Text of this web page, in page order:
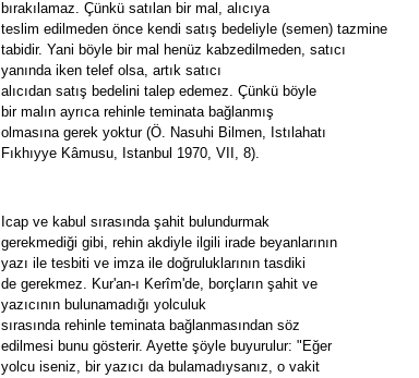
bırakılamaz. Çünkü satılan bir mal, alıcıya
teslim edilmeden önce kendi satış bedeliyle (semen) tazmine
tabidir. Yani böyle bir mal henüz kabzedilmeden, satıcı
yanında iken telef olsa, artık satıcı
alıcıdan satış bedelini talep edemez. Çünkü böyle
bir malın ayrıca rehinle teminata bağlanmış
olmasına gerek yoktur (Ö. Nasuhi Bilmen, Istılahatı
Fıkhıyye Kâmusu, Istanbul 1970, VII, 8).
Icap ve kabul sırasında şahit bulundurmak
gerekmediği gibi, rehin akdiyle ilgili irade beyanlarının
yazı ile tesbiti ve imza ile doğruluklarının tasdiki
de gerekmez. Kur'an-ı Kerîm'de, borçların şahit ve
yazıcının bulunamadığı yolculuk
sırasında rehinle teminata bağlanmasından söz
edilmesi bunu gösterir. Ayette şöyle buyurulur: "Eğer
yolcu iseniz, bir yazıcı da bulamadıysanız, o vakit